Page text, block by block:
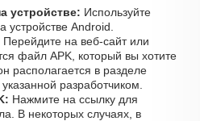
устройстве: Используйте
устройстве Android.
Перейдите на веб-сайт или
файл APK, который вы хотите
располагается в разделе
разработчиком.
Нажмите на ссылку для
В некоторых случаях, в